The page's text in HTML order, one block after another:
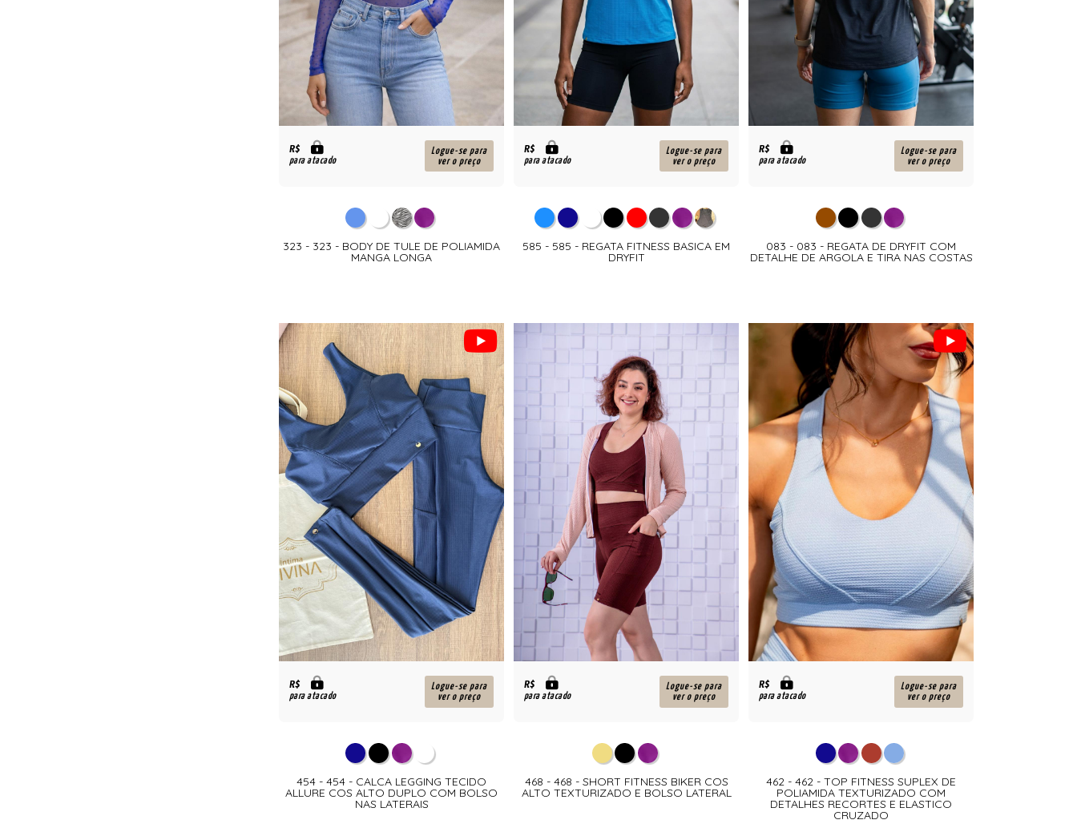
R$
para atacado
Logue-se para
ver o preço
323 - 323 - BODY DE TULE DE POLIAMIDA
MANGA LONGA
R$
para atacado
Logue-se para
ver o preço
585 - 585 - REGATA FITNESS BASICA EM
DRYFIT
R$
para atacado
Logue-se para
ver o preço
083 - 083 - REGATA DE DRYFIT COM
DETALHE DE ARGOLA E TIRA NAS COSTAS
R$
para atacado
Logue-se para
ver o preço
454 - 454 - CALCA LEGGING TECIDO
ALLURE COS ALTO DUPLO COM BOLSO
NAS LATERAIS
R$
para atacado
Logue-se para
ver o preço
468 - 468 - SHORT FITNESS BIKER COS
ALTO TEXTURIZADO E BOLSO LATERAL
R$
para atacado
Logue-se para
ver o preço
462 - 462 - TOP FITNESS SUPLEX DE
POLIAMIDA TEXTURIZADO COM
DETALHES RECORTES E ELASTICO
CRUZADO